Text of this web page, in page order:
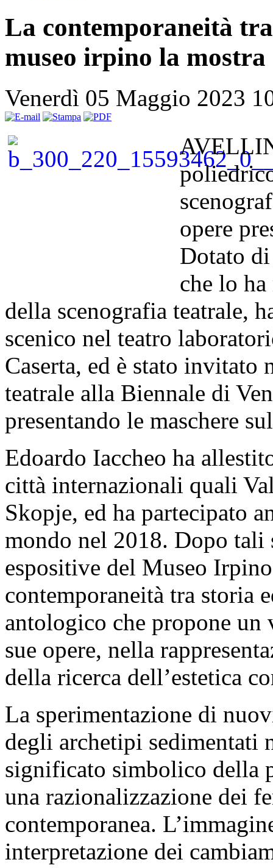
La contemporaneità
museo irpino la
Venerdì 05 Maggio 2023
opere
Dotato di
che lo
della scenografia teatrale,
scenico nel teatro
Caserta, ed è stato invitato
teatrale alla Biennale di
presentando le maschere
Edoardo Iaccheo ha
città internazionali quali
Skopje, ed ha partecipato
mondo nel 2018. Dopo tali
espositive del Museo
contemporaneità tra storia
antologico che propone un
sue opere, nella
della ricerca dell’estetica
La sperimentazione di
degli archetipi sedimentati
significato simbolico della
una razionalizzazione dei
contemporanea.
interpretazione dei